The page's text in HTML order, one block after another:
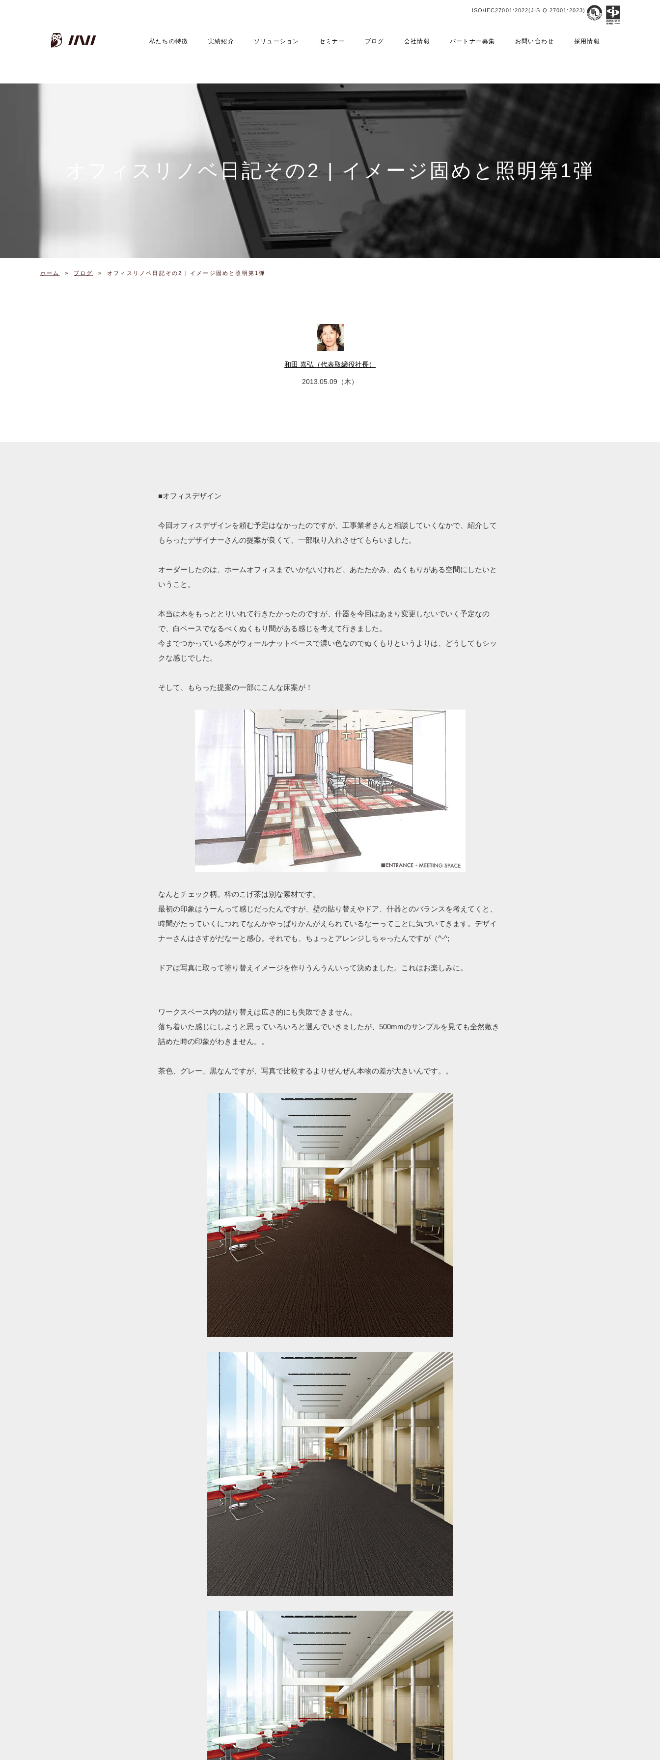
私たちの特徴 実績紹介 ソリューション セミナー ブログ 会社情報 パートナー募集 お問い合わせ 採用情報
ISO/IEC27001:2022(JIS Q 27001:2023)
オフィスリノベ日記その2 | イメージ固めと照明第1弾
ホーム ブログ オフィスリノベ日記その2 | イメージ固めと照明第1弾
和田 嘉弘（代表取締役社長）
2013.05.09（木）
■オフィスデザイン
今回オフィスデザインを頼む予定はなかったのですが、工事業者さんと相談していくなかで、紹介して
もらったデザイナーさんの提案が良くて、一部取り入れさせてもらいました。
オーダーしたのは、ホームオフィスまでいかないけれど、あたたかみ、ぬくもりがある空間にしたいと
いうこと。
本当は木をもっととりいれて行きたかったのですが、什器を今回はあまり変更しないでいく予定なの
で、白ベースでなるべくぬくもり間がある感じを考えて行きました。
今までつかっている木がウォールナットベースで濃い色なのでぬくもりというよりは、どうしてもシッ
クな感じでした。
そして、もらった提案の一部にこんな床案が！
なんとチェック柄。枠のこげ茶は別な素材です。
最初の印象はうーんって感じだったんですが、壁の貼り替えやドア、什器とのバランスを考えてくと、
時間がたっていくにつれてなんかやっぱりかんがえられているなーってことに気づいてきます。デザイ
ナーさんはさすがだなーと感心。それでも、ちょっとアレンジしちゃったんですが（^-^;
ドアは写真に取って塗り替えイメージを作りうんうんいって決めました。これはお楽しみに。
ワークスペース内の貼り替えは広さ的にも失敗できません。
落ち着いた感じにしようと思っていろいろと選んでいきましたが、500mmのサンプルを見ても全然敷き
詰めた時の印象がわきません。。
茶色、グレー、黒なんですが、写真で比較するよりぜんぜん本物の差が大きいんです。。